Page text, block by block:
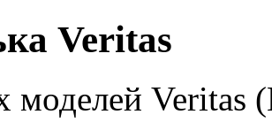
Veritas
моделей Veritas